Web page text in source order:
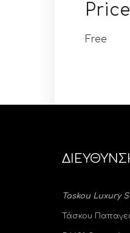
Price
Free
Taskou Luxury
Τάσκου